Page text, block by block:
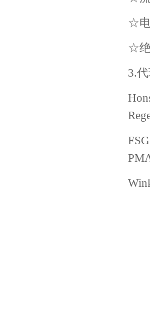
☆电
☆绝
3.